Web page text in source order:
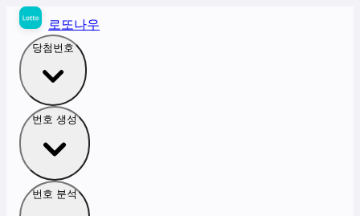
로또나우
당첨번호
번호 생성
번호 분석